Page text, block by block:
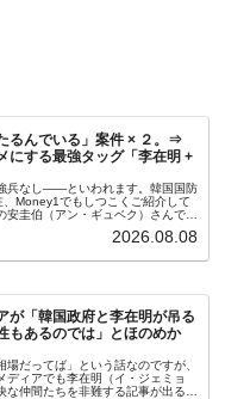
るんでいる」案件 × ２。⇒
にする最強タッグ「李在明 +
兵なし――といわれます。韓国国防
、Money1でもしつこくご紹介して
安圭伯（アン・ギュベク）さんで
の文官上がり」の国防部長官安圭伯
2026.08.08
が「韓国政府と李在明が吊る
もあるのでは」とほのめか
場だってば」という話なのですが、
ディアでも李在明（イ・ジェミョ
な仲間たちを非難する記事が出るよ